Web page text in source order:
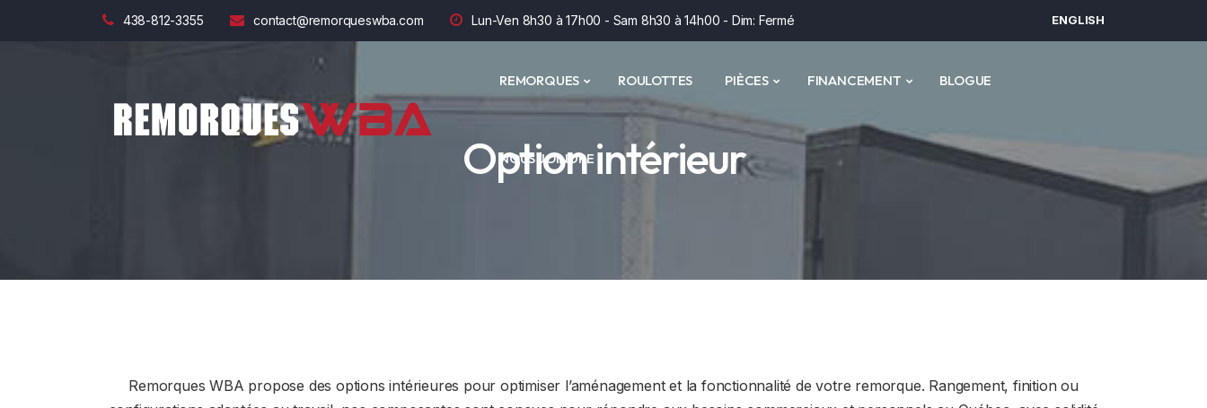
438-812-3355 contact@remorqueswba.com Lun-Ven 8h30 à 17h00 - Sam 8h30 à 14h00 - Dim: Fermé ENGLISH
REMORQUES ROULOTTES PIÈCES FINANCEMENT BLOGUE
NOUS JOINDRE
Option intérieur
Remorques WBA propose des options intérieures pour optimiser l’aménagement et la fonctionnalité de votre remorque. Rangement, finition ou